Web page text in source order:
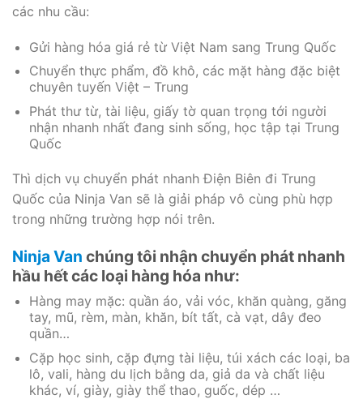
các nhu cầu:
Gửi hàng hóa giá rẻ từ Việt Nam sang Trung Quốc
Chuyển thực phẩm, đồ khô, các mặt hàng đặc biệt
chuyên tuyến Việt – Trung
Phát thư từ, tài liệu, giấy tờ quan trọng tới người
nhận nhanh nhất đang sinh sống, học tập tại Trung
Quốc
Thì dịch vụ chuyển phát nhanh Điện Biên đi Trung
Quốc của Ninja Van sẽ là giải pháp vô cùng phù hợp
trong những trường hợp nói trên.
Ninja Van chúng tôi nhận chuyển phát nhanh
hầu hết các loại hàng hóa như:
Hàng may mặc: quần áo, vải vóc, khăn quàng, găng
tay, mũ, rèm, màn, khăn, bít tất, cà vạt, dây đeo
quần…
Cặp học sinh, cặp đựng tài liệu, túi xách các loại, ba
lô, vali, hàng du lịch bằng da, giả da và chất liệu
khác, ví, giày, giày thể thao, guốc, dép …